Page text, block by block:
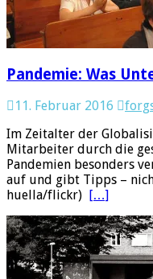
Pandemie: Was
11. Februar 2016
Im Zeitalter der
Mitarbeiter durch die
Pandemien besonders
auf und gibt Tipps –
huella/flickr) […]